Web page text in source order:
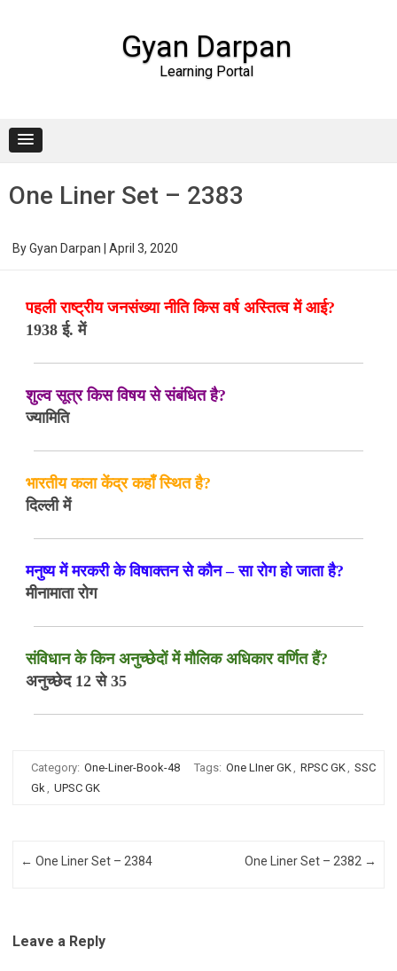
Gyan Darpan
Learning Portal
One Liner Set – 2383
ByGyan Darpan April 3, 2020
पहली राष्ट्रीय जनसंख्या नीति किस वर्ष अस्तित्व में आई?
1938 ई. में
शुल्व सूत्र किस विषय से संबंधित है?
ज्यामिति
भारतीय कला केंद्र कहाँ स्थित है?
दिल्ली में
मनुष्य में मरकरी के विषाक्तन से कौन – सा रोग हो जाता है?
मीनामाता रोग
संविधान के किन अनुच्छेदों में मौलिक अधिकार वर्णित हैं?
अनुच्छेद 12 से 35
Category: One-Liner-Book-48 Tags: One LIner GK, RPSC GK, SSC
Gk, UPSC GK
Post navigation
← One Liner Set – 2384 One Liner Set – 2382 →
Leave a Reply